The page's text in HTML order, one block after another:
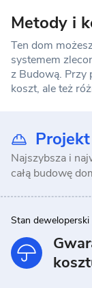
Metody i
Ten dom
systemem
z Budową. Przy
koszt, ale też
Najszybsza i
całą budowę
Stan deweloperski